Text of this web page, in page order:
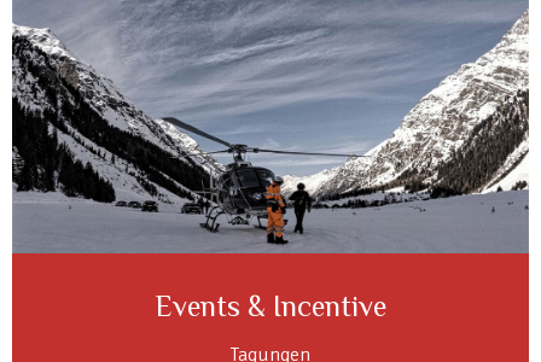
Events & Incentive
Tagungen